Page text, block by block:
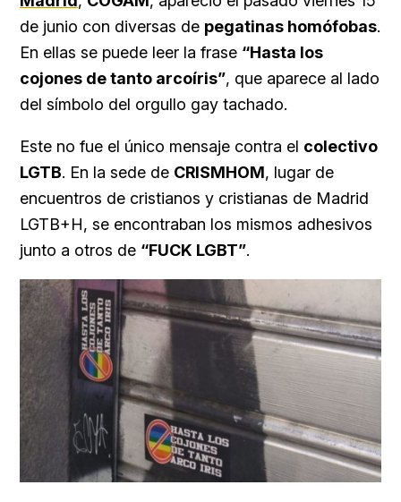
de junio con diversas de pegatinas homófobas.
En ellas se puede leer la frase “Hasta los
cojones de tanto arcoíris”, que aparece al lado
del símbolo del orgullo gay tachado.
Este no fue el único mensaje contra el colectivo
LGTB. En la sede de CRISMHOM, lugar de
encuentros de cristianos y cristianas de Madrid
LGTB+H, se encontraban los mismos adhesivos
junto a otros de “FUCK LGBT”.